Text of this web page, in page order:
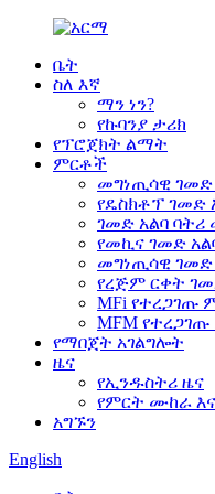
ቤት
ስለ እኛ
ማን ነን?
የኩባንያ ታሪክ
የፕሮጀክት ልማት
ምርቶች
መግነጢሳዊ ገመድ
የዴስክቶፕ ገመድ
ገመድ አልባ
የመኪና ገመድ
መግነጢሳዊ
የረጅም ርቀት
MFi የተረጋገጡ
MFM
የማበጀት አገልግሎት
ዜና
የኢንዱስትሪ ዜና
የምርት ሙከራ
አግኙን
English